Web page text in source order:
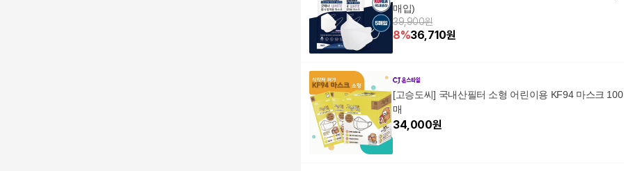
매입)
39,900원
8%36,710원
[고승도씨] 국내산필터 소형 어린이용 KF94 마스크 100
매
34,000원